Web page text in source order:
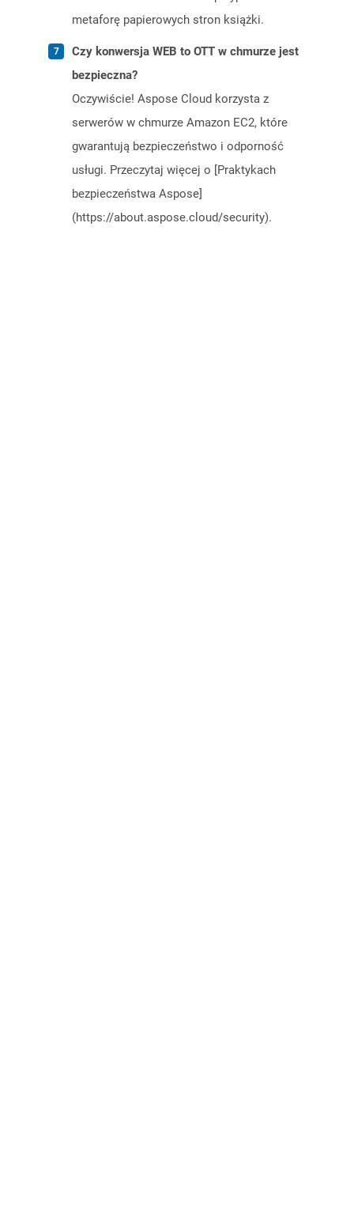
metaforę papierowych stron książki.
Czy konwersja WEB to OTT w chmurze jest
bezpieczna?
Oczywiście! Aspose Cloud korzysta z
serwerów w chmurze Amazon EC2, które
gwarantują bezpieczeństwo i odporność
usługi. Przeczytaj więcej o [Praktykach
bezpieczeństwa Aspose]
(https://about.aspose.cloud/security).